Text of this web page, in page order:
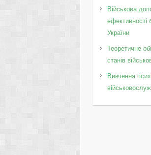
Військова
ефективності
України
Теоретичне
станів
Вивчення